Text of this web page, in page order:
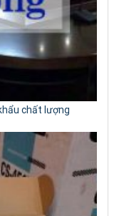
chất lượng